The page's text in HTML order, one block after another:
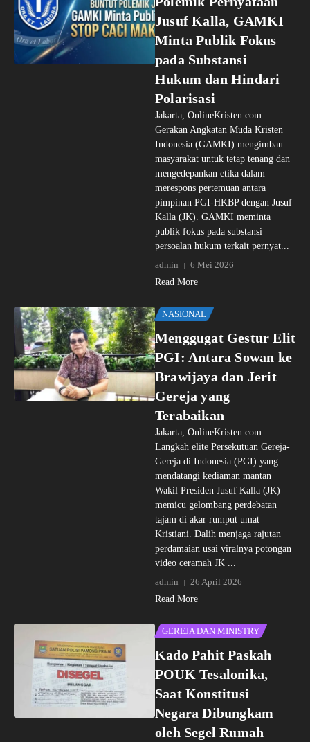
Jusuf Kalla, GAMKI
Minta Publik Fokus
pada Substansi
Hukum dan Hindari
Polarisasi
Jakarta, OnlineKristen.com –
Gerakan Angkatan Muda Kristen
Indonesia (GAMKI) mengimbau
masyarakat untuk tetap tenang dan
mengedepankan etika dalam
merespons pertemuan antara
pimpinan PGI-HKBP dengan Jusuf
Kalla (JK). GAMKI meminta
publik fokus pada substansi
persoalan hukum terkait pernyat...
admin
6 Mei 2026
Read More
NASIONAL
Menggugat Gestur Elit
PGI: Antara Sowan ke
Brawijaya dan Jerit
Gereja yang
Terabaikan
Jakarta, OnlineKristen.com —
Langkah elite Persekutuan Gereja-
Gereja di Indonesia (PGI) yang
mendatangi kediaman mantan
Wakil Presiden Jusuf Kalla (JK)
memicu gelombang perdebatan
tajam di akar rumput umat
Kristiani. Dalih menjaga rajutan
perdamaian usai viralnya potongan
video ceramah JK ...
admin
26 April 2026
Read More
GEREJA DAN MINISTRY
Kado Pahit Paskah
POUK Tesalonika,
Saat Konstitusi
Negara Dibungkam
oleh Segel Rumah